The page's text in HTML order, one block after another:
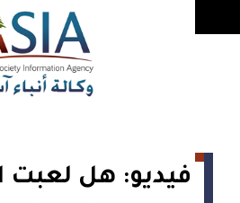
فيديو: هل لعبت